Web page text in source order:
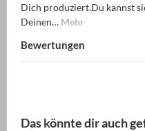
Dich produziert.Du kannst
Deinen… Mehr
Bewertungen
Produktgalerie überspringen
Das könnte dir auch